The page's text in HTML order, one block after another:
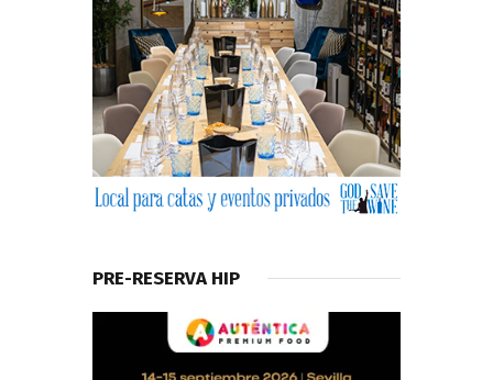
PRE-RESERVA HIP